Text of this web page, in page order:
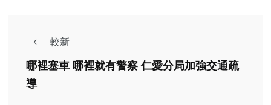
較新
哪裡塞車 哪裡就有警察 仁愛分局加強交通疏
導